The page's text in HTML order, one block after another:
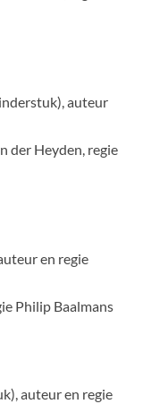
auteur
der Heyden, regie
en regie
Philip Baalmans
auteur en regie